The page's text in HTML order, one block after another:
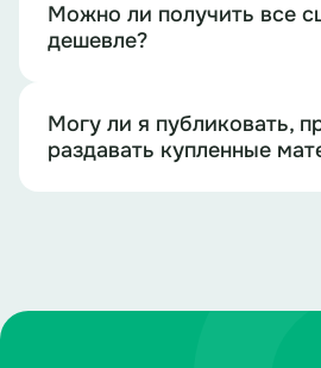
Можно ли получить все
дешевле?
Могу ли я публиковать,
раздавать купленные